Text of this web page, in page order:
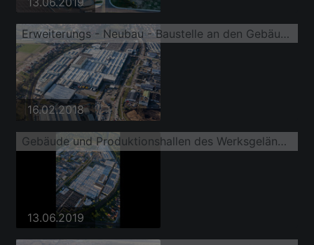
Erweiterungs - Neubau - Baustelle an den Gebäuden und Produktionshallen des Werksgelände der SEW-EURODRIVE GmbH & Co KG
16.02.2018
Gebäude und Produktionshallen des Werksgelände der SEW-EURODRIVE GmbH & Co KG
13.06.2019